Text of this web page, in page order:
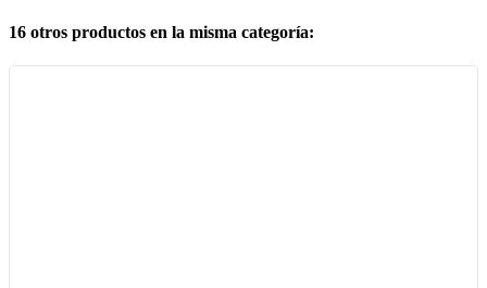
16 otros productos en la misma categoría: